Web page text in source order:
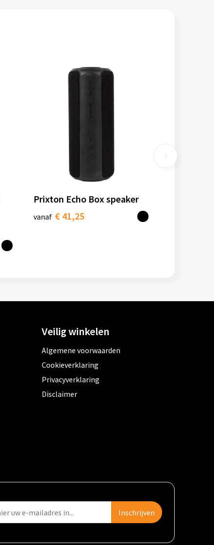
Prixton Echo Box speaker
vanaf € 41,25
Veilig winkelen
Algemene voorwaarden
Cookieverklaring
Privacyverklaring
Disclaimer